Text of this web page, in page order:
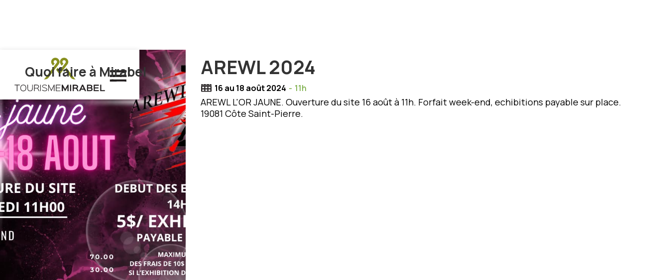
Quoi faire à Mirabel AREWL 2024
16 au 18 août 2024 - 11h
AREWL L'OR JAUNE. Ouverture du site 16 août à 11h. Forfait week-end, echibitions payable sur place.
19081 Côte Saint-Pierre.